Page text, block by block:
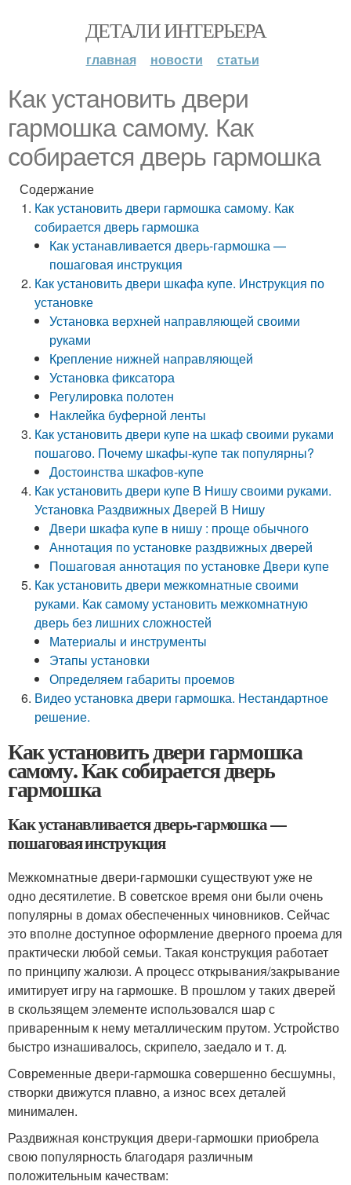
ДЕТАЛИ ИНТЕРЬЕРА
главная новости статьи
Как установить двери
гармошка самому. Как
собирается дверь гармошка
Содержание
Как установить двери гармошка самому. Как
собирается дверь гармошка
Как устанавливается дверь-гармошка —
пошаговая инструкция
Как установить двери шкафа купе. Инструкция по
установке
Установка верхней направляющей своими
руками
Крепление нижней направляющей
Установка фиксатора
Регулировка полотен
Наклейка буферной ленты
Как установить двери купе на шкаф своими руками
пошагово. Почему шкафы-купе так популярны?
Достоинства шкафов-купе
Как установить двери купе В Нишу своими руками.
Установка Раздвижных Дверей В Нишу
Двери шкафа купе в нишу : проще обычного
Аннотация по установке раздвижных дверей
Пошаговая аннотация по установке Двери купе
Как установить двери межкомнатные своими
руками. Как самому установить межкомнатную
дверь без лишних сложностей
Материалы и инструменты
Этапы установки
Определяем габариты проемов
Видео установка двери гармошка. Нестандартное
решение.
Как установить двери гармошка
самому. Как собирается дверь
гармошка
Как устанавливается дверь-гармошка —
пошаговая инструкция
Межкомнатные двери-гармошки существуют уже не
одно десятилетие. В советское время они были очень
популярны в домах обеспеченных чиновников. Сейчас
это вполне доступное оформление дверного проема для
практически любой семьи. Такая конструкция работает
по принципу жалюзи. А процесс открывания/закрывание
имитирует игру на гармошке. В прошлом у таких дверей
в скользящем элементе использовался шар с
приваренным к нему металлическим прутом. Устройство
быстро изнашивалось, скрипело, заедало и т. д.
Современные двери-гармошка совершенно бесшумны,
створки движутся плавно, а износ всех деталей
минимален.
Раздвижная конструкция двери-гармошки приобрела
свою популярность благодаря различным
положительным качествам: